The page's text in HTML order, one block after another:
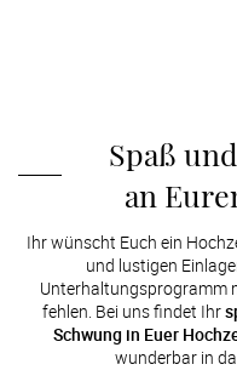
Spaß
an
Ihr wünscht Euch ein
und lustigen
Unterhaltungsprogramm
fehlen. Bei uns findet Ihr
Schwung in Euer
wunderbar in